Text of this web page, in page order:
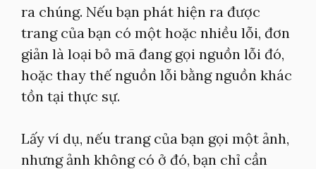
ra chúng. Nếu bạn phát hiện ra được
trang của bạn có một hoặc nhiều lỗi, đơn
giản là loại bỏ mã đang gọi nguồn lỗi đó,
hoặc thay thế nguồn lỗi bằng nguồn khác
tồn tại thực sự.
Lấy ví dụ, nếu trang của bạn gọi một ảnh,
nhưng ảnh không có ở đó, bạn chỉ cần